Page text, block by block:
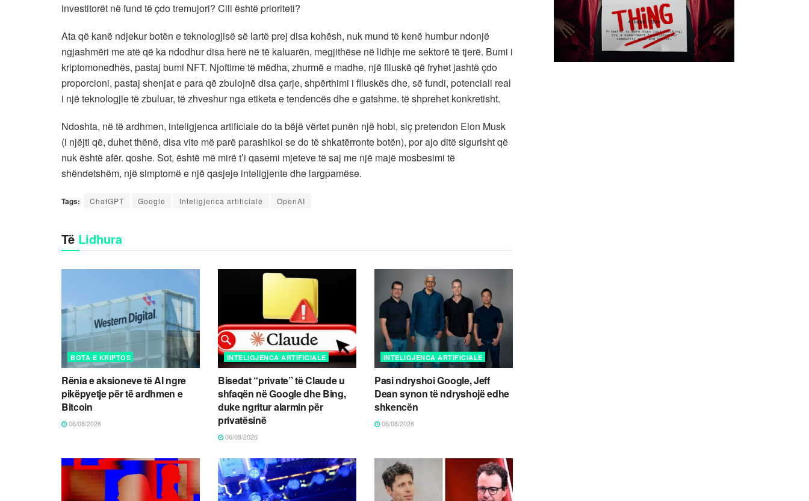
investitorët në fund të çdo tremujori? Cili është prioriteti?
Ata që kanë ndjekur botën e teknologjisë së lartë prej disa kohësh, nuk mund të kenë humbur ndonjë
ngjashmëri me atë që ka ndodhur disa herë në të kaluarën, megjithëse në lidhje me sektorë të tjerë. Bumi i
kriptomonedhës, pastaj bumi NFT. Njoftime të mëdha, zhurmë e madhe, një flluskë që fryhet jashtë çdo
proporcioni, pastaj shenjat e para që zbulojnë disa çarje, shpërthimi i flluskës dhe, së fundi, potenciali real
i një teknologjie të zbuluar, të zhveshur nga etiketa e tendencës dhe e gatshme. të shprehet konkretisht.
Ndoshta, në të ardhmen, inteligjenca artificiale do ta bëjë vërtet punën një hobi, siç pretendon Elon Musk
(i njëjti që, duhet thënë, disa vite më parë parashikoi se do të shkatërronte botën), por ajo ditë sigurisht që
nuk është afër. qoshe. Sot, është më mirë t’i qasemi mjeteve të saj me një majë mosbesimi të
shëndetshëm, një simptomë e një qasjeje inteligjente dhe largpamëse.
Tags: ChatGPT Google Inteligjenca artificiale OpenAI
Të Lidhura
BOTA E KRIPTOS
Rënia e aksioneve të AI ngre
pikëpyetje për të ardhmen e
Bitcoin
06/08/2026
INTELIGJENCA ARTIFICIALE
Bisedat “private” të Claude u
shfaqën në Google dhe Bing,
duke ngritur alarmin për
privatësinë
06/08/2026
INTELIGJENCA ARTIFICIALE
Pasi ndryshoi Google, Jeff
Dean synon të ndryshojë edhe
shkencën
06/08/2026